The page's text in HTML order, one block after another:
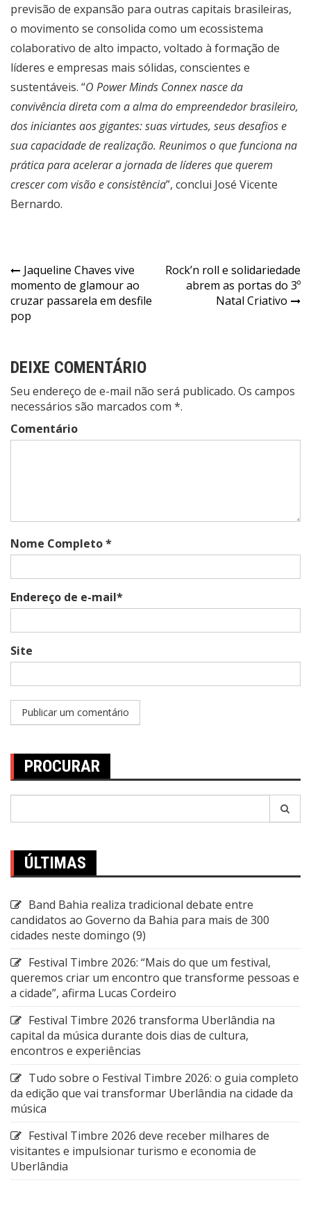
previsão de expansão para outras capitais brasileiras,
o movimento se consolida como um ecossistema
colaborativo de alto impacto, voltado à formação de
líderes e empresas mais sólidas, conscientes e
sustentáveis. “O Power Minds Connex nasce da
convivência direta com a alma do empreendedor brasileiro,
dos iniciantes aos gigantes: suas virtudes, seus desafios e
sua capacidade de realização. Reunimos o que funciona na
prática para acelerar a jornada de líderes que querem
crescer com visão e consistência”, conclui José Vicente
Bernardo.
Navegação
de
Post
Jaqueline Chaves vive
momento de glamour ao
cruzar passarela em desfile
pop
Rock’n roll e solidariedade
abrem as portas do 3º
Natal Criativo
DEIXE COMENTÁRIO
Seu endereço de e-mail não será publicado. Os campos
necessários são marcados com *.
Comentário
Nome Completo *
Endereço de e-mail*
Site
PROCURAR
ÚLTIMAS
Band Bahia realiza tradicional debate entre
candidatos ao Governo da Bahia para mais de 300
cidades neste domingo (9)
Festival Timbre 2026: “Mais do que um festival,
queremos criar um encontro que transforme pessoas e
a cidade”, afirma Lucas Cordeiro
Festival Timbre 2026 transforma Uberlândia na
capital da música durante dois dias de cultura,
encontros e experiências
Tudo sobre o Festival Timbre 2026: o guia completo
da edição que vai transformar Uberlândia na cidade da
música
Festival Timbre 2026 deve receber milhares de
visitantes e impulsionar turismo e economia de
Uberlândia